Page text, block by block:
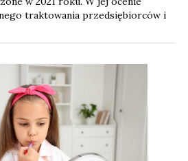
traktowania przedsiębiorców i